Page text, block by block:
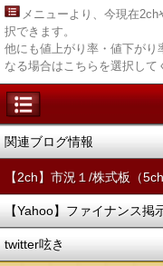
メニューより、今現在2ch
択できます。
他にも値上がり率・値下がり
なる場合はこちらを選択して
関連ブログ情報
【2ch】市況１/株式板（5ch
【Yahoo】ファイナンス掲
twitter呟き